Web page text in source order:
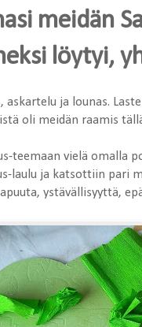
meidän
löytyi,
askartelu ja lounas.
oli meidän raamis
teemaan vielä omalla
laulu ja katsottiin pari
ystävällisyyttä,